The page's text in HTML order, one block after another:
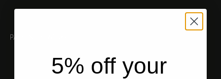
PASSENDES WERKZEUG
5% off your